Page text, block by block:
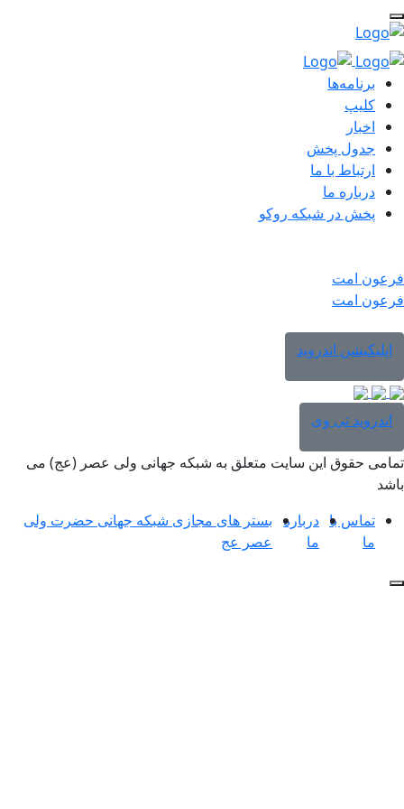
برنامه‌ها
کلیپ
اخبار
جدول پخش
ارتباط با ما
درباره ما
پخش در شبکه روکو
فرعون امت
فرعون امت
اپلیکیشن اندروید
اندروید تی وی
تمامی حقوق این سایت متعلق به شبکه جهانی ولی عصر (عج) می
باشد
تماس با
ما
درباره
ما
بستر های مجازی شبکه جهانی حضرت ولی
عصر عج